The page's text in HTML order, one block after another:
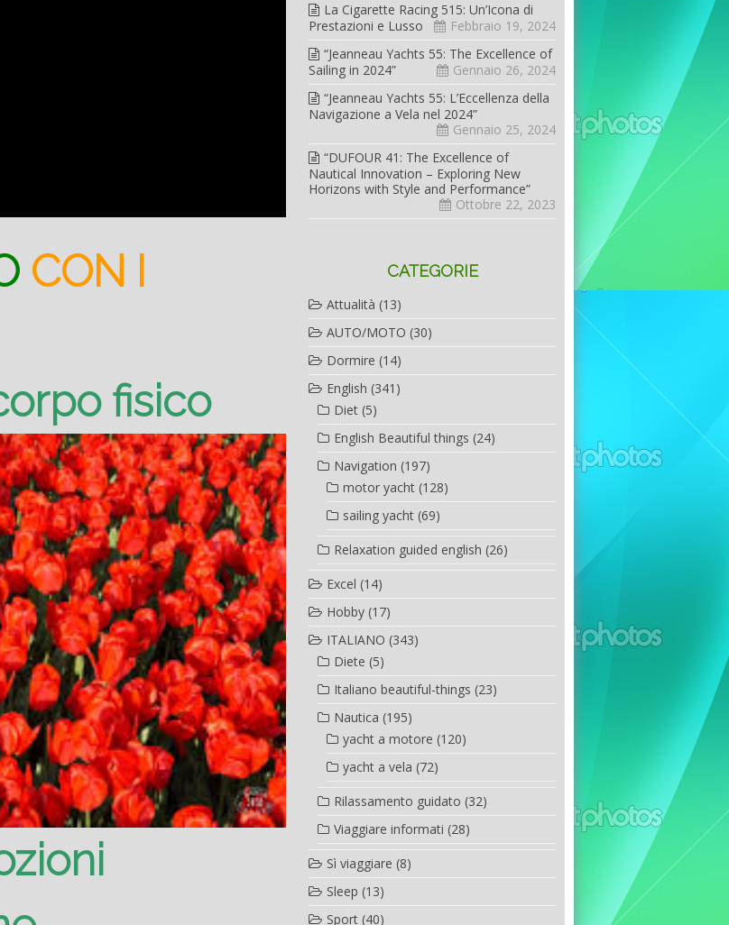
CON I
fisico
La Cigarette Racing 515: Un’Icona di
Prestazioni e Lusso
Febbraio 19, 2024
“Jeanneau Yachts 55: The Excellence of
Sailing in 2024”
Gennaio 26, 2024
“Jeanneau Yachts 55: L’Eccellenza della
Navigazione a Vela nel 2024”
Gennaio 25, 2024
“DUFOUR 41: The Excellence of
Nautical Innovation – Exploring New
Horizons with Style and Performance”
Ottobre 22, 2023
CATEGORIE
Attualità (13)
AUTO/MOTO (30)
Dormire (14)
English (341)
Diet (5)
English Beautiful things (24)
Navigation (197)
motor yacht (128)
sailing yacht (69)
Relaxation guided english (26)
Excel (14)
Hobby (17)
ITALIANO (343)
Diete (5)
Italiano beautiful-things (23)
Nautica (195)
yacht a motore (120)
yacht a vela (72)
Rilassamento guidato (32)
Viaggiare informati (28)
Sì viaggiare (8)
Sleep (13)
Sport (40)